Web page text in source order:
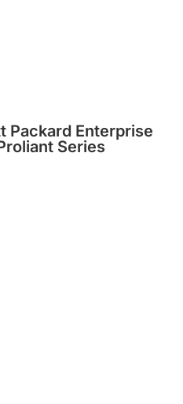
Packard Enterprise
Series